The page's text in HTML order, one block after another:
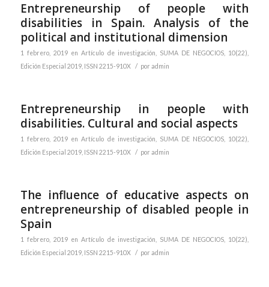
Entrepreneurship of people with
disabilities in Spain. Analysis of the
political and institutional dimension
1 febrero, 2019 enArtículo de investigación
SUMA DE NEGOCIOS, 10(22),
Edición Especial 2019, ISSN 2215-910X
/ por admin
Entrepreneurship in people with
disabilities. Cultural and social aspects
1 febrero, 2019 enArtículo de investigación
SUMA DE NEGOCIOS, 10(22),
Edición Especial 2019, ISSN 2215-910X
/ por admin
The influence of educative aspects on
entrepreneurship of disabled people in
Spain
1 febrero, 2019 enArtículo de investigación
SUMA DE NEGOCIOS, 10(22),
Edición Especial 2019, ISSN 2215-910X
/ por admin